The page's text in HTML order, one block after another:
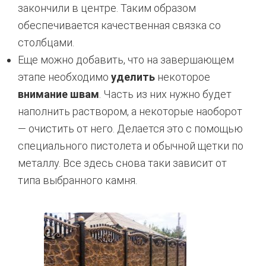
закончили в центре. Таким образом
обеспечивается качественная связка со
столбцами.
Еще можно добавить, что на завершающем
этапе необходимо уделить некоторое
внимание швам . Часть из них нужно будет
наполнить раствором, а некоторые наоборот
— очистить от него. Делается это с помощью
специального пистолета и обычной щетки по
металлу. Все здесь снова таки зависит от
типа выбранного камня.